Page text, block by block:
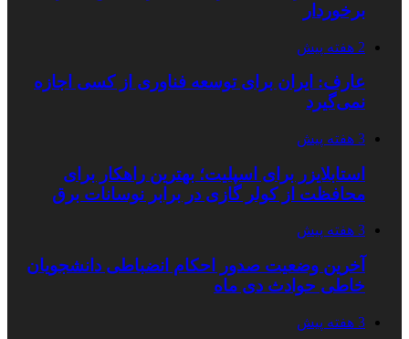
برخوردار
2 هفته پیش
عارف: ایران برای توسعه فناوری از کسی اجازه
نمی‌گیرد
3 هفته پیش
استابلایزر برای اسپلیت؛ بهترین راهکار برای
محافظت از کولر گازی در برابر نوسانات برق
3 هفته پیش
آخرین وضعیت صدور احکام انضباطی دانشجویان
خاطی حوادث دی ماه
3 هفته پیش